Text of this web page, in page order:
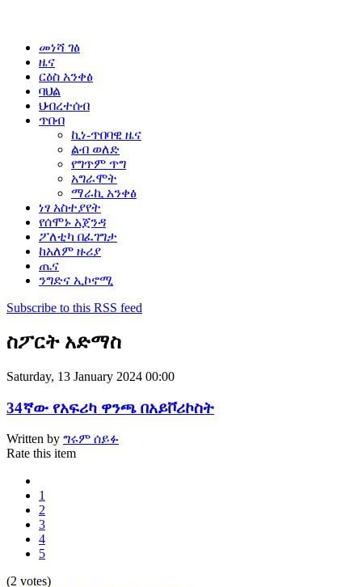
መነሻ ገፅ
ዜና
ርዕስ አንቀፅ
ባህል
ህብረተሰብ
ጥበብ
ኪነ-ጥበባዊ ዜና
ልብ ወለድ
የግጥም ጥግ
አግራሞት
ማራኪ አንቀፅ
ነፃ አስተያየት
የሰሞኑ አጀንዳ
ፖለቲካ በፈገግታ
ከአለም ዙሪያ
ጤና
ንግድና ኢኮኖሚ
Subscribe to this RSS feed
ስፖርት አድማስ
Saturday, 13 January 2024 00:00
34ኛው የአፍሪካ ዋንጫ በአይቮሪኮስት
Written by ግሩም ሰይፉ
Rate this item
1
2
3
4
5
(2 votes)